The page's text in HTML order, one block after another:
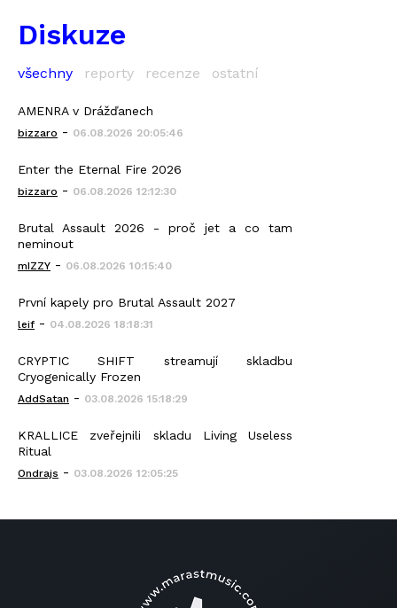
Diskuze
všechny reporty recenze ostatní
AMENRA v Drážďanech
bizzaro - 06.08.2026 20:05:46
Enter the Eternal Fire 2026
bizzaro - 06.08.2026 12:12:30
Brutal Assault 2026 - proč jet a co tam
neminout
mIZZY - 06.08.2026 10:15:40
První kapely pro Brutal Assault 2027
leif - 04.08.2026 18:18:31
CRYPTIC SHIFT streamují skladbu
Cryogenically Frozen
AddSatan - 03.08.2026 15:18:29
KRALLICE zveřejnili skladu Living Useless
Ritual
Ondrajs - 03.08.2026 12:05:25